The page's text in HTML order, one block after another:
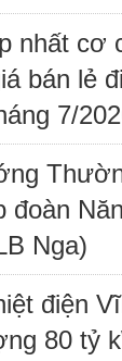
nhất cơ
bán lẻ
7/
đoàn
Nga)
điện
80 tỷ